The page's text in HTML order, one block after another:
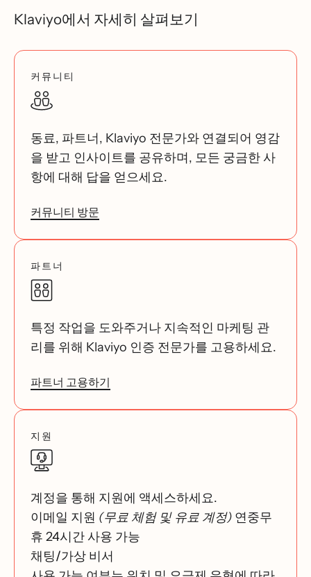
Klaviyo에서 자세히 살펴보기
커뮤니티
동료, 파트너, Klaviyo 전문가와 연결되어 영감
을 받고 인사이트를 공유하며, 모든 궁금한 사
항에 대해 답을 얻으세요.
커뮤니티 방문
파트너
특정 작업을 도와주거나 지속적인 마케팅 관
리를 위해 Klaviyo 인증 전문가를 고용하세요.
파트너 고용하기
지원
계정을 통해 지원에 액세스하세요.
이메일 지원 (무료 체험 및 유료 계정) 연중무
휴 24시간 사용 가능
채팅/가상 비서